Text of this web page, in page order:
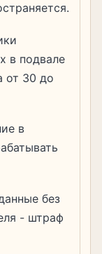
в подвале
от 30 до
в
без
- штраф